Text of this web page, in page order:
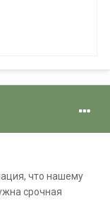
что нашему
срочная